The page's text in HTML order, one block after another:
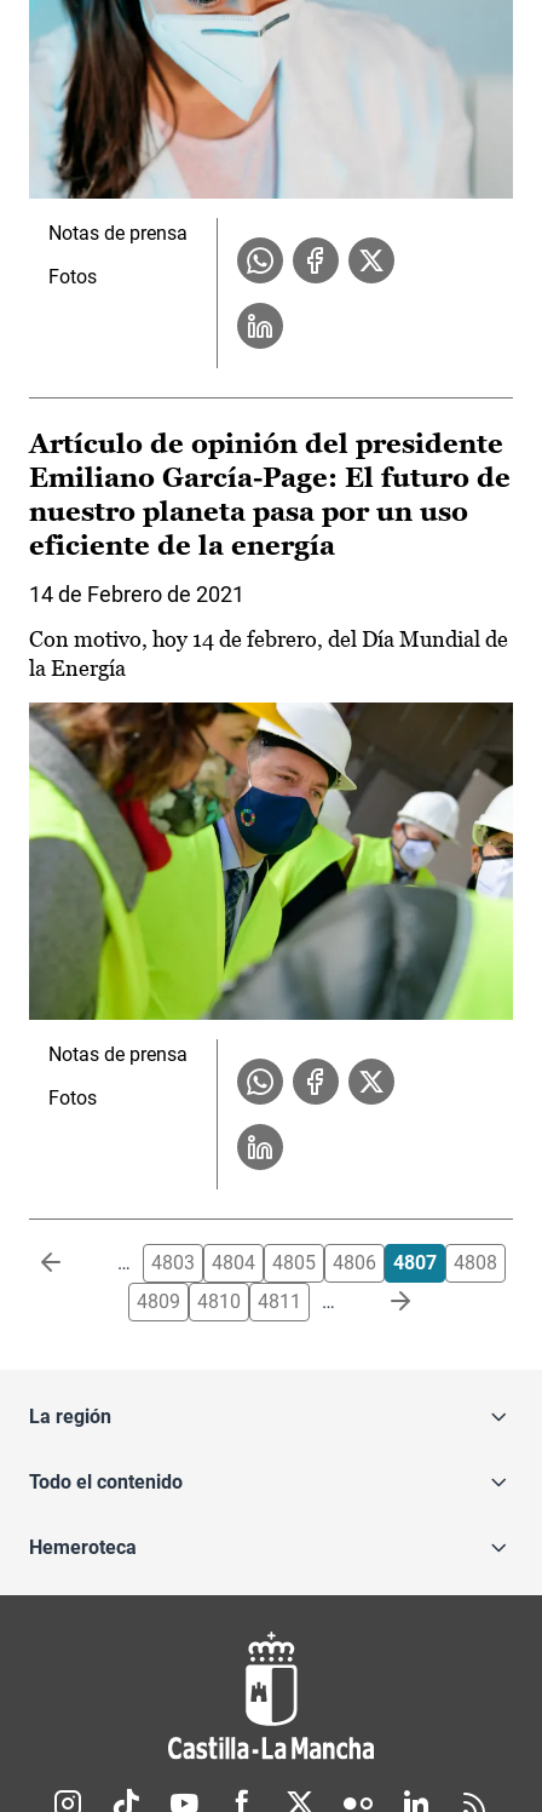
Notas de prensa
Fotos
Artículo de opinión del presidente
Emiliano García-Page: El futuro de
nuestro planeta pasa por un uso
eficiente de la energía
14 de Febrero de 2021
Con motivo, hoy 14 de febrero, del Día Mundial de
la Energía
Notas de prensa
Fotos
Paginación … 4803 4804 4805 4806 4807
4808
4809
4810 4811 …
La región
Todo el contenido
Hemeroteca
Redes sociales JCCM